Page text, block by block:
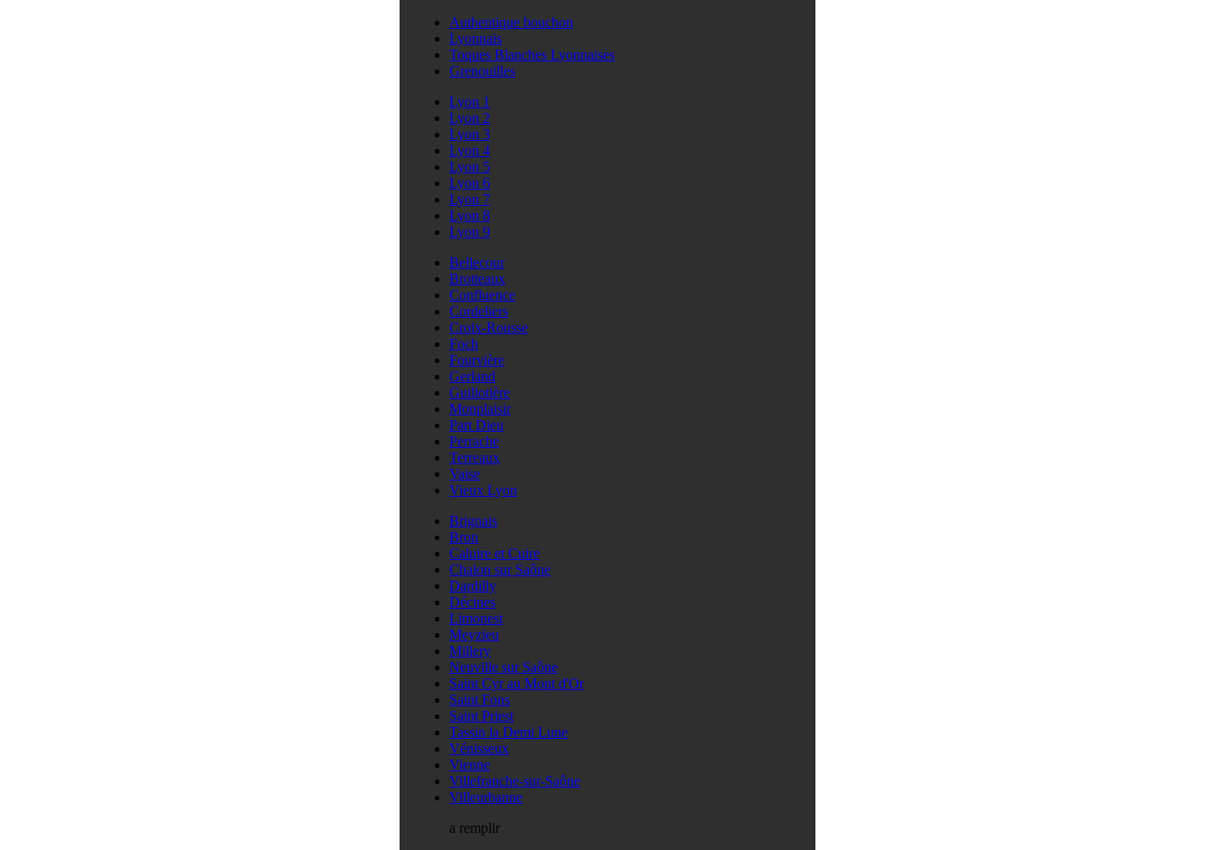
Authentique bouchon
Lyonnais
Toques Blanches Lyonnaises
Grenouilles
Lyon 1
Lyon 2
Lyon 3
Lyon 4
Lyon 5
Lyon 6
Lyon 7
Lyon 8
Lyon 9
Bellecour
Brotteaux
Confluence
Cordeliers
Croix-Rousse
Foch
Fourvière
Gerland
Guillotière
Monplaisir
Part Dieu
Perrache
Terreaux
Vaise
Vieux Lyon
Brignais
Bron
Caluire et Cuire
Chalon sur Saône
Dardilly
Décines
Limonest
Meyzieu
Millery
Neuville sur Saône
Saint Cyr au Mont d'Or
Saint Fons
Saint Priest
Tassin la Demi Lune
Vénisseux
Vienne
Villefranche-sur-Saône
Villeurbanne
a remplir